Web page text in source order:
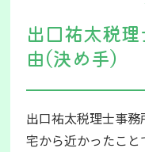
出口祐太税
由(決め手)
出口祐太税理士事
宅から近かったこ